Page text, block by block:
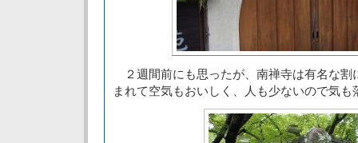
２週間前にも思ったが、南禅寺は有名な割
まれて空気もおいしく、人も少ないので気も